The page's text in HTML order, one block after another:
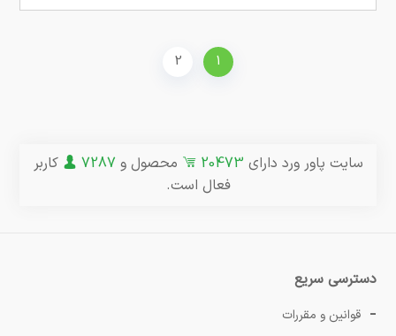
1
2
سایت پاور ورد دارای 20473 محصول و7287
کاربر
فعال است.
دسترسی سریع
قوانین و مقررات